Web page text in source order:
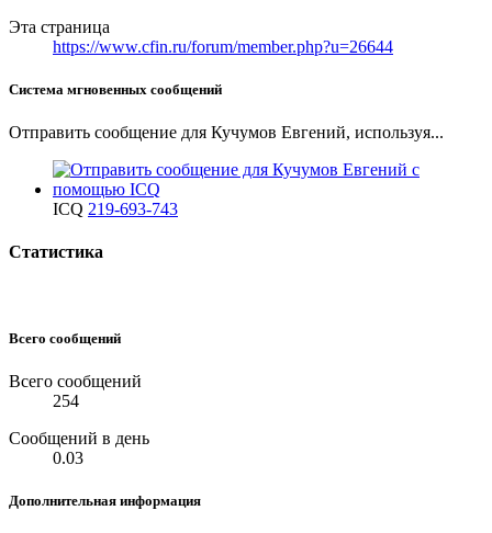
Эта страница
https://www.cfin.ru/forum/member.php?u=26644
Система мгновенных сообщений
Отправить сообщение для Кучумов Евгений, используя...
ICQ 219-693-743
Статистика
Всего сообщений
Всего сообщений
254
Сообщений в день
0.03
Дополнительная информация